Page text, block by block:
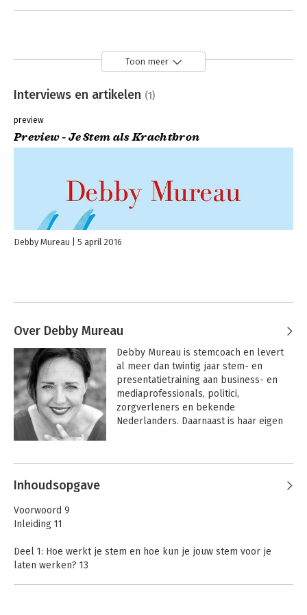
Toon meer
Interviews en artikelen (1)
preview
Preview - Je Stem als Krachtbron
Debby Mureau 5 april 2016
Over Debby Mureau
Debby Mureau is stemcoach en levert
al meer dan twintig jaar stem- en
presentatietraining aan business- en
mediaprofessionals, politici,
zorgverleners en bekende
Nederlanders. Daarnaast is haar eigen
producties, voice-respons-systemen,
Andere boeken door Debby Mureau
Inhoudsopgave
Voorwoord 9
Inleiding 11
Deel 1: Hoe werkt je stem en hoe kun je jouw stem voor je
laten werken? 13